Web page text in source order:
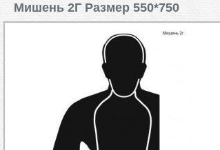
Мишень 2Г Размер 550*750